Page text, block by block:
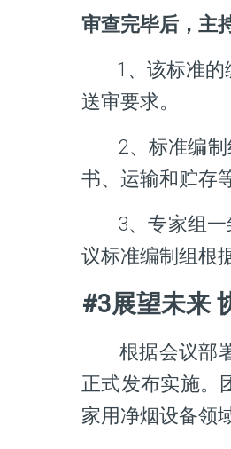
审查完毕后，主
1、该标准的编
送审要求。
2、标准编
书、运输和贮存
3、专家组
议标准编制组根
#3展望未来
根据会议部
正式发布实施。
家用净烟设备领